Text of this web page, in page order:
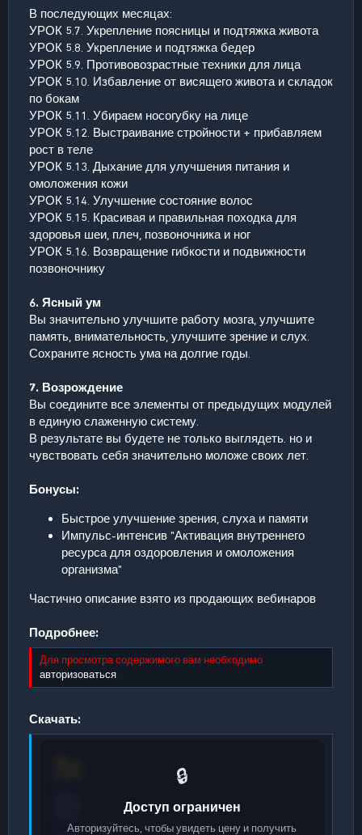
В последующих месяцах:
УРОК 5.7. Укрепление поясницы и подтяжка живота
УРОК 5.8. Укрепление и подтяжка бедер
УРОК 5.9. Противовозрастные техники для лица
УРОК 5.10. Избавление от висящего живота и складок
по бокам
УРОК 5.11. Убираем носогубку на лице
УРОК 5.12. Выстраивание стройности + прибавляем
рост в теле
УРОК 5.13. Дыхание для улучшения питания и
омоложения кожи
УРОК 5.14. Улучшение состояние волос
УРОК 5.15. Красивая и правильная походка для
здоровья шеи, плеч, позвоночника и ног
УРОК 5.16. Возвращение гибкости и подвижности
позвоночнику
6. Ясный ум
Вы значительно улучшите работу мозга, улучшите
память, внимательность, улучшите зрение и слух.
Сохраните ясность ума на долгие годы.
7. Возрождение
Вы соедините все элементы от предыдущих модулей
в единую слаженную систему.
В результате вы будете не только выглядеть. но и
чувствовать себя значительно моложе своих лет.
Бонусы:
Быстрое улучшение зрения, слуха и памяти
Импульс-интенсив "Активация внутреннего
ресурса для оздоровления и омоложения
организма"
Частично описание взято из продающих вебинаров
Подробнее:
Для просмотра содержимого вам необходимо
авторизоваться.
Скачать:
🔒
Доступ ограничен
Авторизуйтесь, чтобы увидеть цену и получить